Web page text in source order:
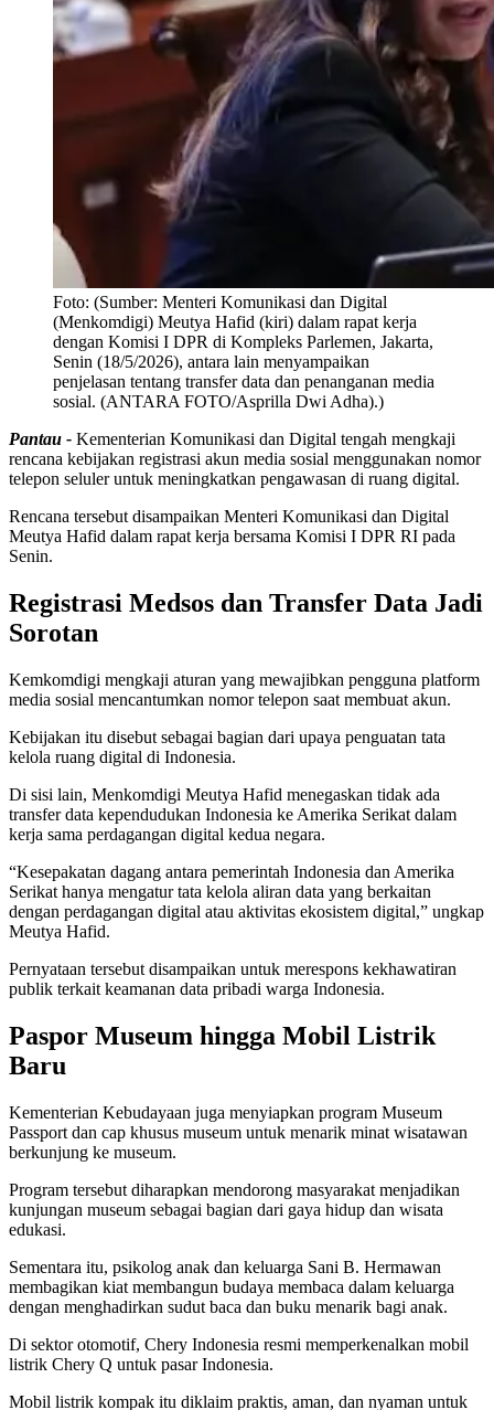
Foto: (Sumber: Menteri Komunikasi dan Digital
(Menkomdigi) Meutya Hafid (kiri) dalam rapat kerja
dengan Komisi I DPR di Kompleks Parlemen, Jakarta,
Senin (18/5/2026), antara lain menyampaikan
penjelasan tentang transfer data dan penanganan media
sosial. (ANTARA FOTO/Asprilla Dwi Adha).)
Pantau - Kementerian Komunikasi dan Digital tengah mengkaji
rencana kebijakan registrasi akun media sosial menggunakan nomor
telepon seluler untuk meningkatkan pengawasan di ruang digital.
Rencana tersebut disampaikan Menteri Komunikasi dan Digital
Meutya Hafid dalam rapat kerja bersama Komisi I DPR RI pada
Senin.
Registrasi Medsos dan Transfer Data Jadi
Sorotan
Kemkomdigi mengkaji aturan yang mewajibkan pengguna platform
media sosial mencantumkan nomor telepon saat membuat akun.
Kebijakan itu disebut sebagai bagian dari upaya penguatan tata
kelola ruang digital di Indonesia.
Di sisi lain, Menkomdigi Meutya Hafid menegaskan tidak ada
transfer data kependudukan Indonesia ke Amerika Serikat dalam
kerja sama perdagangan digital kedua negara.
“Kesepakatan dagang antara pemerintah Indonesia dan Amerika
Serikat hanya mengatur tata kelola aliran data yang berkaitan
dengan perdagangan digital atau aktivitas ekosistem digital,” ungkap
Meutya Hafid.
Pernyataan tersebut disampaikan untuk merespons kekhawatiran
publik terkait keamanan data pribadi warga Indonesia.
Paspor Museum hingga Mobil Listrik
Baru
Kementerian Kebudayaan juga menyiapkan program Museum
Passport dan cap khusus museum untuk menarik minat wisatawan
berkunjung ke museum.
Program tersebut diharapkan mendorong masyarakat menjadikan
kunjungan museum sebagai bagian dari gaya hidup dan wisata
edukasi.
Sementara itu, psikolog anak dan keluarga Sani B. Hermawan
membagikan kiat membangun budaya membaca dalam keluarga
dengan menghadirkan sudut baca dan buku menarik bagi anak.
Di sektor otomotif, Chery Indonesia resmi memperkenalkan mobil
listrik Chery Q untuk pasar Indonesia.
Mobil listrik kompak itu diklaim praktis, aman, dan nyaman untuk